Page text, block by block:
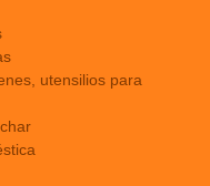
utensilios para